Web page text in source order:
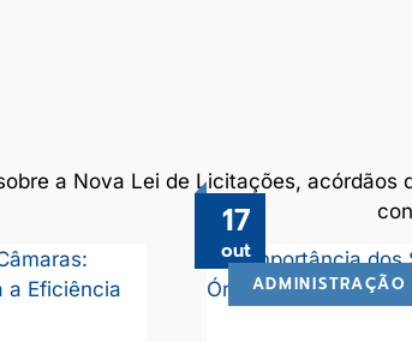
a Nova Lei de Licitações,
17
out